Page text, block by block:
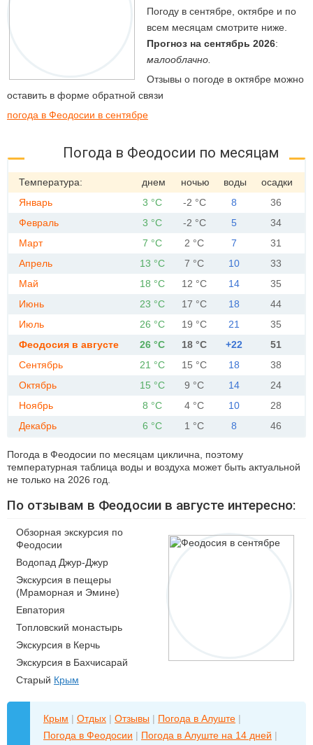
Погоду в сентябре, октябре и по
всем месяцам смотрите ниже.
Прогноз на сентябрь 2026:
малооблачно.
Отзывы о погоде в октябре можно
оставить в форме обратной связи
погода в Феодосии в сентябре
Погода в Феодосии по месяцам
Температура: днем ночью воды
осадки
Январь
3 °C -2 °C 8
36
Февраль
3 °C -2 °C 5
34
Март
7 °C 2 °C 7
31
Апрель
13 °C 7 °C 10
33
Май
18 °C 12 °C 14
35
Июнь
23 °C 17 °C 18
44
Июль
26 °C 19 °C 21
35
Феодосия в августе
26 °C 18 °C +22
51
Сентябрь
21 °C 15 °C 18
38
Октябрь
15 °C 9 °C 14
24
Ноябрь
8 °C 4 °C 10
28
Декабрь
6 °C 1 °C 8 46
Погода в Феодосии по месяцам циклична, поэтому
температурная таблица воды и воздуха может быть актуальной
не только на 2026 год.
По отзывам в Феодосии в августе интересно:
Обзорная экскурсия по
Феодосии
Водопад Джур-Джур
Экскурсия в пещеры
(Мраморная и Эмине)
Евпатория
Топловский монастырь
Экскурсия в Керчь
Экскурсия в Бахчисарай
Старый Крым
Крым | Отдых | Отзывы | Погода в Алуште |
Погода в Феодосии | Погода в Алуште на 14 дней |